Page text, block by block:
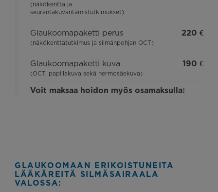
(näkökenttä ja
seurantakuvantamistutkimukset)
Glaukoomapaketti perus
(näkökenttätutkimus ja silmänpohjan OCT)
220 €
Glaukoomapaketti kuva
(OCT, papillakuva sekä hermosäekuva)
190 €
Voit maksaa hoidon myös osamaksulla!
GLAUKOOMAAN ERIKOISTUNEITA
LÄÄKÄREITÄ SILMÄSAIRAALA
VALOSSA: